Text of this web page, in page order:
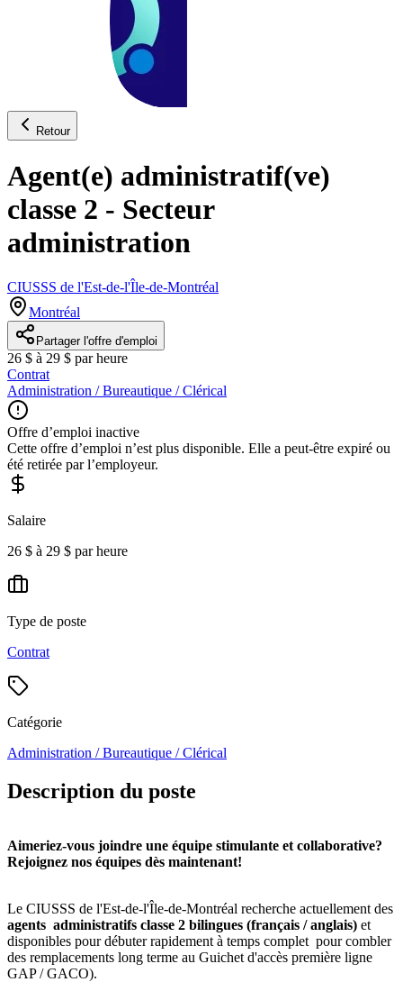
Retour
Agent(e) administratif(ve)
classe 2 - Secteur
administration
CIUSSS de l'Est-de-l'Île-de-Montréal
Montréal
Partager l'offre d'emploi
26 $ à 29 $ par heure
Contrat
Administration / Bureautique / Clérical
Offre d’emploi inactive
Cette offre d’emploi n’est plus disponible. Elle a peut-être expiré ou
été retirée par l’employeur.
Salaire
26 $ à 29 $ par heure
Type de poste
Contrat
Catégorie
Administration / Bureautique / Clérical
Description du poste
Aimeriez-vous joindre une équipe stimulante et collaborative?
Rejoignez nos équipes dès maintenant!
Le CIUSSS de l'Est-de-l'Île-de-Montréal recherche actuellement des
agents administratifs classe 2 bilingues (français / anglais) et
disponibles pour débuter rapidement à temps complet pour combler
des remplacements long terme au Guichet d'accès première ligne
GAP / GACO).